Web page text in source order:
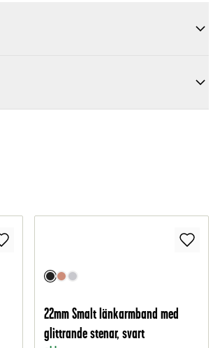
22mm Smalt länkarmband med
glittrande stenar, svart